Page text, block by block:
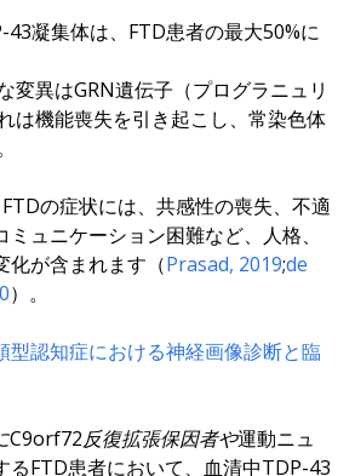
43凝集体は、FTD患者の最大50%に
変異はGRN遺伝子（プログラニュリ
は機能喪失を引き起こし、常染色体
の症状には、共感性の喪失、不適
ュニケーション困難など、人格、
化が含まれます（Prasad, 2019;de
）。
型認知症における神経画像診断と臨
C9orf72反復拡張保因者や運動ニュ
るFTD患者において、血清中TDP-43